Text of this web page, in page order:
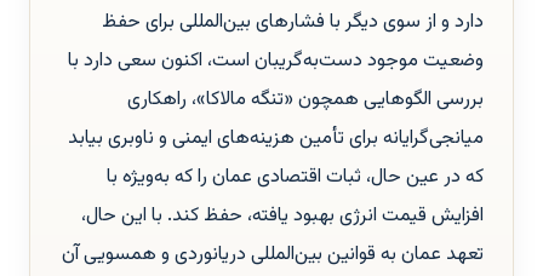
دارد و از سوی دیگر با فشارهای بین‌المللی برای حفظ
وضعیت موجود دست‌به‌گریبان است، اکنون سعی دارد با
بررسی الگوهایی همچون «تنگه مالاکا»، راهکاری
میانجی‌گرایانه برای تأمین هزینه‌های ایمنی و ناوبری بیابد
که در عین حال، ثبات اقتصادی عمان را که به‌ویژه با
افزایش قیمت انرژی بهبود یافته، حفظ کند. با این حال،
تعهد عمان به قوانین بین‌المللی دریانوردی و همسویی آن